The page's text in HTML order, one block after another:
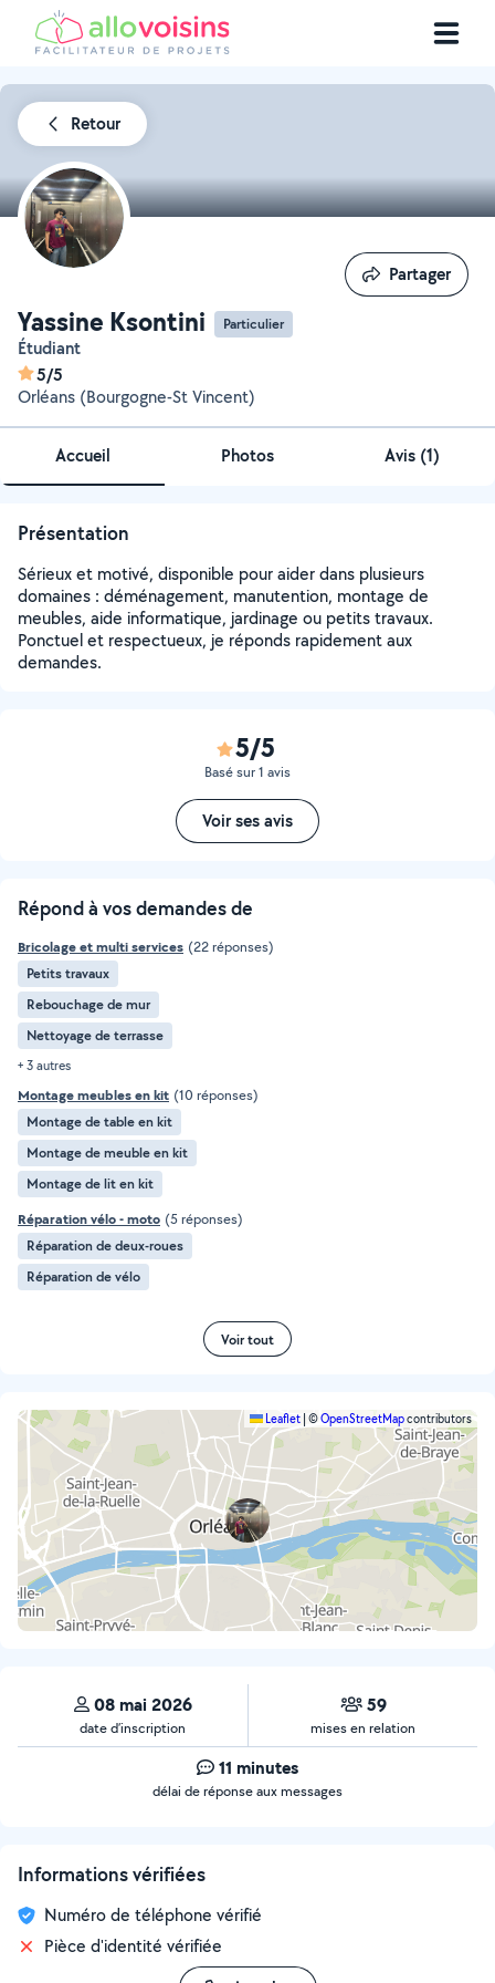
Retour
Yassine Ksontini Particulier
Étudiant
5/5
Orléans (Bourgogne-St Vincent)
Partager
Partager
Accueil Photos Avis (1)
Présentation
Sérieux et motivé, disponible pour aider dans plusieurs
domaines : déménagement, manutention, montage de
meubles, aide informatique, jardinage ou petits travaux.
Ponctuel et respectueux, je réponds rapidement aux
demandes.
5/5
Basé sur 1 avis
Voir ses avis
Répond à vos demandes de
Bricolage et multi services (22 réponses)
Petits travaux
Rebouchage de mur
Nettoyage de terrasse
+ 3 autres
Montage meubles en kit (10 réponses)
Montage de table en kit
Montage de meuble en kit
Montage de lit en kit
Réparation vélo - moto (5 réponses)
Réparation de deux-roues
Réparation de vélo
Voir tout
Leaflet ©OpenStreetMapcontributors
08 mai 2026
date d’inscription
59
mises en relation
11 minutes
délai de réponse aux messages
Informations vérifiées
Numéro de téléphone vérifié
Pièce d'identité vérifiée